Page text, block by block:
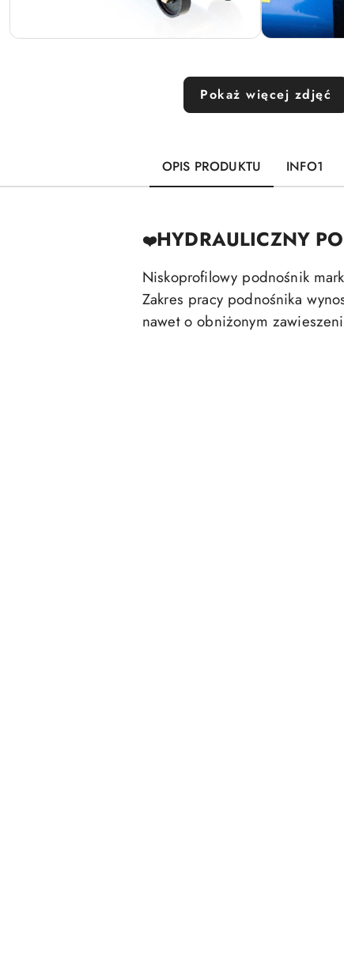
Pokaż więcej zdjęć
OPIS PRODUKTU INFO1
❤️HYDRAULICZNY
Niskoprofilowy podnośnik
Zakres pracy podnośnika
nawet o obniżonym